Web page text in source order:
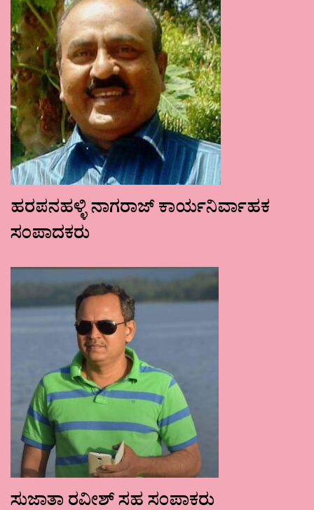
ಹರಪನಹಳ್ಳಿ ನಾಗರಾಜ್ ಕಾರ್ಯನಿರ್ವಾಹಕ
ಸಂಪಾದಕರು
ಸುಜಾತಾ ರವೀಶ್ ಸಹ ಸಂಪಾಕರು